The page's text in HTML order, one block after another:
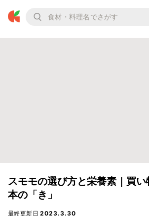
スモモの選び方と栄養素｜買
本の「き」
最終更新日2023.3.30